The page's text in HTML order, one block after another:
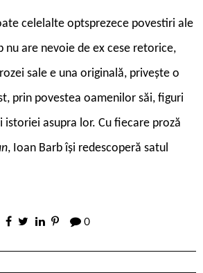
celelalte optsprezece povestiri ale
nu are nevoie de ex cese retorice,
sale e una originală, privește o
prin povestea oamenilor săi, figuri
istoriei asupra lor. Cu fiecare proză
, Ioan Barb își redescoperă satul
0